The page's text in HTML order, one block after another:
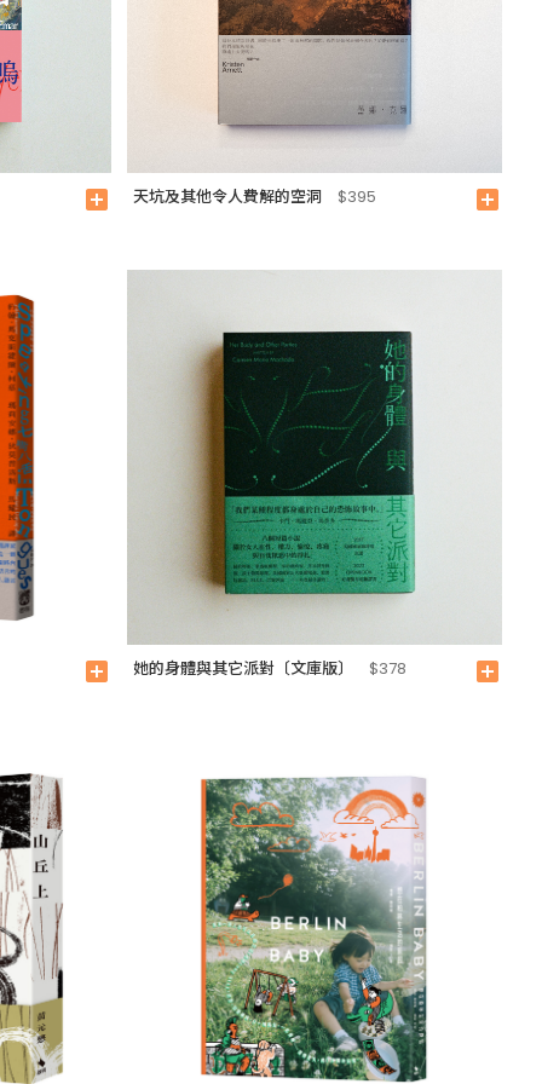
add_box 天坑及其他令人費解的空洞 $395 add_box
add_box 她的身體與其它派對〔文庫版〕 $378 add_box